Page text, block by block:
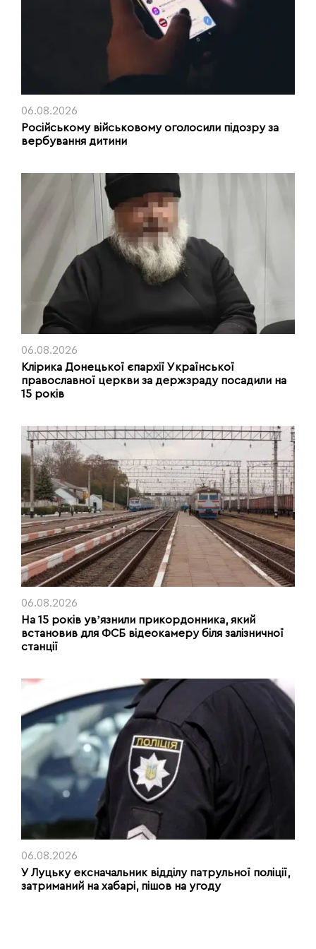
06.08.2026
Російському військовому оголосили підозру за
вербування дитини
06.08.2026
Клірика Донецької єпархії Української
православної церкви за держзраду посадили на
15 років
06.08.2026
На 15 років увʼязнили прикордонника, який
встановив для ФСБ відеокамеру біля залізничної
станції
06.08.2026
У Луцьку ексначальник відділу патрульної поліції,
затриманий на хабарі, пішов на угоду